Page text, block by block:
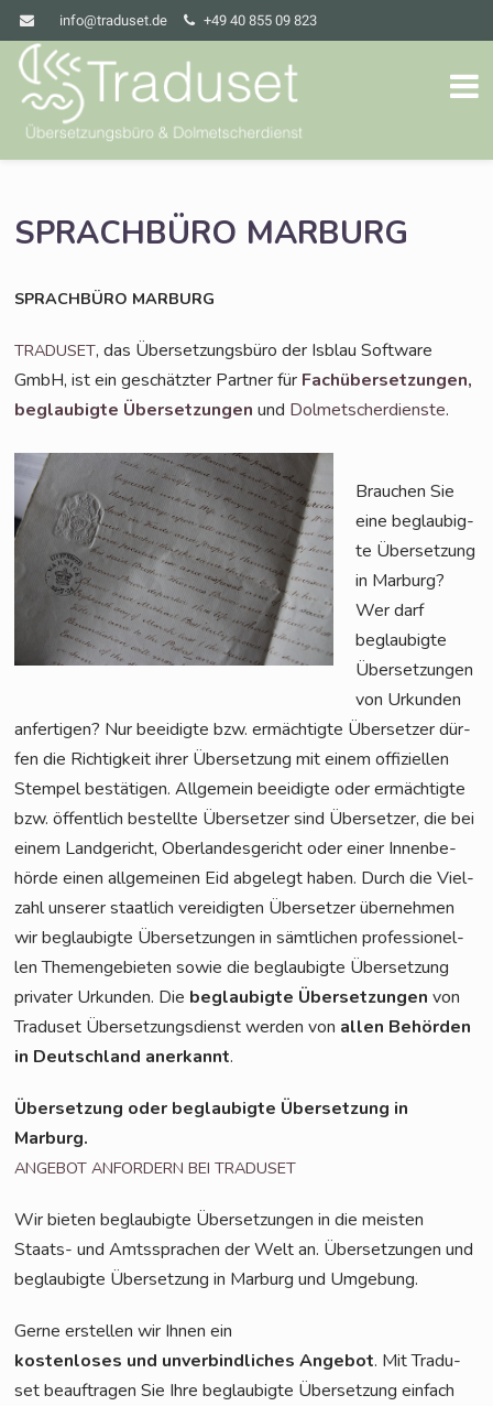
info@traduset.de +49 40 855 09 823
SPRACHBÜRO MARBURG
SPRACHBÜRO MARBURG
TRADUSET, das Über­set­zungs­bü­ro der Isblau Soft­ware
GmbH, ist ein geschätz­ter Part­ner für Fach­über­set­zun­gen,
beglau­big­te Über­set­zun­gen und Dol­met­scher­diens­te.
Brau­chen Sie
eine beglau­big­
te Über­set­zung
in Mar­burg?
Wer darf
beglau­big­te
Über­set­zun­gen
von Urkun­den
anfer­ti­gen? Nur beei­dig­te bzw. ermäch­tig­te Über­set­zer dür­
fen die Rich­tig­keit ihrer Über­set­zung mit einem offi­zi­el­len
Stem­pel bestä­ti­gen. All­ge­mein beei­dig­te oder ermäch­tig­te
bzw. öffent­lich bestell­te Über­set­zer sind Über­set­zer, die bei
einem Land­ge­richt, Ober­lan­des­ge­richt oder einer Innen­be­
hör­de einen all­ge­mei­nen Eid abge­legt haben. Durch die Viel­
zahl unse­rer staat­lich ver­ei­dig­ten Über­set­zer über­neh­men
wir beglau­big­te Über­set­zun­gen in sämt­li­chen pro­fes­sio­nel­
len The­men­ge­bie­ten sowie die beglau­big­te Über­set­zung
pri­va­ter Urkun­den. Die beglau­big­te Über­set­zun­gen von
Tra­du­set Über­set­zungs­dienst wer­den von allen Behör­den
in Deutsch­land aner­kannt.
Über­set­zung oder beglau­big­te Über­set­zung in
Marburg.
ANGEBOT ANFORDERN BEI TRADUSET
Wir bie­ten beglau­big­te Über­set­zun­gen in die meis­ten
Staats- und Amts­spra­chen der Welt an. Über­set­zun­gen und
beglau­big­te Über­set­zung in Mar­burg und Umgebung.
Ger­ne erstel­len wir Ihnen ein
kos­ten­lo­ses und unver­bind­li­ches Ange­bot. Mit Tra­du­
set beauf­tra­gen Sie Ihre beglau­big­te Über­set­zung ein­fach